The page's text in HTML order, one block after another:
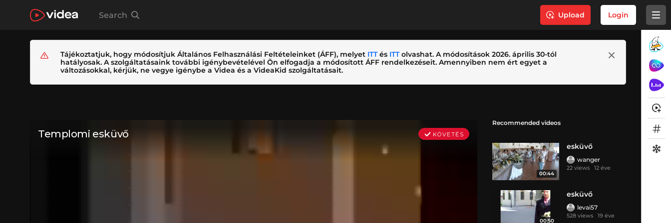
Search Upload Login
Tájékoztatjuk, hogy módosítjuk Általános Felhasználási Feltételeinket (ÁFF), melyet ITTés ITTolvashat. A módosítások 2026. április 30-tól
hatályosak. A szolgáltatásaink további igénybevételével Ön elfogadja a módosított ÁFF rendelkezéseit. Amennyiben nem ért egyet a
változásokkal, kérjük, ne vegye igénybe a Videa és a VideaKid szolgáltatásait.
Recommended videos
00:44
esküvő
wanger
22 views 12 éve
00:50
esküvő
levai57
528 views 19 éve